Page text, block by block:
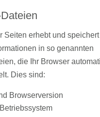
Seiten erhebt und speichert
in so genannten
die Ihr Browser
Dies sind:
Browserversion